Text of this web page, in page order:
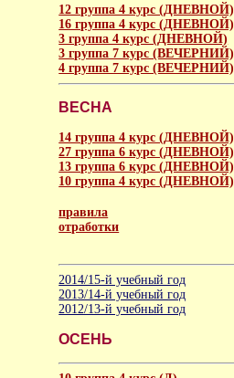
12 группа 4 курс (ДНЕВНОЙ)
16 группа 4 курс (ДНЕВНОЙ)
3 группа 4 курс (ДНЕВНОЙ)
3 группа 7 курс (ВЕЧЕРНИЙ)
4 группа 7 курс (ВЕЧЕРНИЙ)
ВЕСНА
14 группа 4 курс (ДНЕВНОЙ)
27 группа 6 курс (ДНЕВНОЙ)
13 группа 6 курс (ДНЕВНОЙ)
10 группа 4 курс (ДНЕВНОЙ)
правила
отработки
2014/15-й учебный год
2013/14-й учебный год
2012/13-й учебный год
ОСЕНЬ